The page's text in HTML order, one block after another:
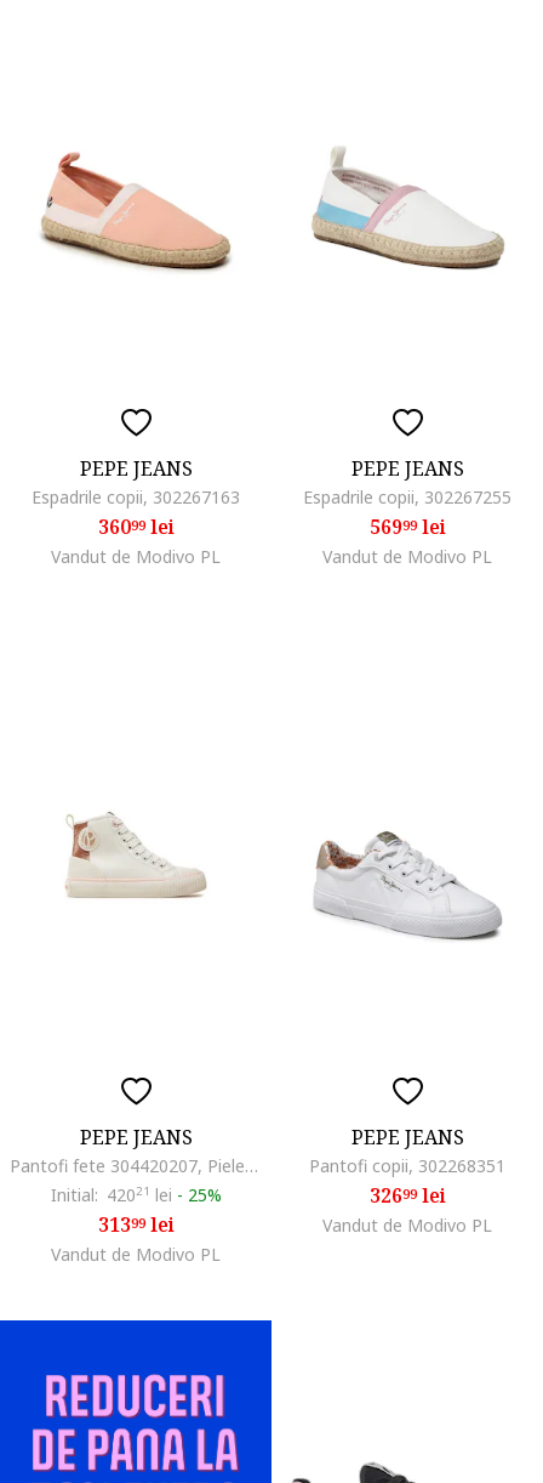
PEPE JEANS
Espadrile copii, 302267163
36099lei
Vandut de Modivo PL
PEPE JEANS
Espadrile copii, 302267255
56999lei
Vandut de Modivo PL
PEPE JEANS
Pantofi fete 304420207, Piele ecologica, Alb, Alb
Initial: 42021 lei - 25%
31399lei
Vandut de Modivo PL
PEPE JEANS
Pantofi copii, 302268351
32699lei
Vandut de Modivo PL